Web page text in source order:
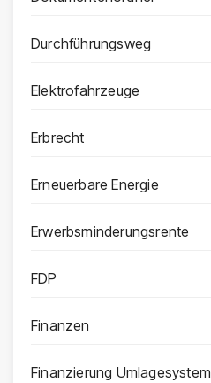
Durchführungsweg
Elektrofahrzeuge
Erbrecht
Erneuerbare Energie
Erwerbsminderungsrente
FDP
Finanzen
Finanzierung Umlagesystem